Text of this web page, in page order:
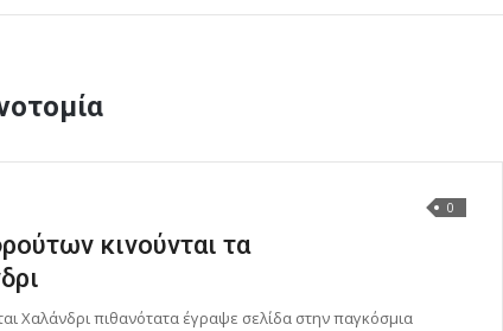
0
κινούνται τα
Χαλάνδρι πιθανότατα έγραψε σελίδα στην παγκόσμια